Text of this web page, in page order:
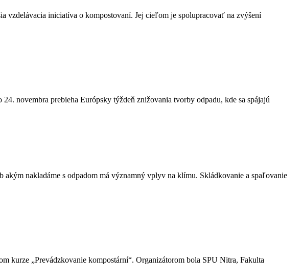
vzdelávacia iniciatíva o kompostovaní. Jej cieľom je spolupracovať na zvýšení
novembra prebieha Európsky týždeň znižovania tvorby odpadu, kde sa spájajú
nakladáme s odpadom má významný vplyv na klímu. Skládkovanie a spaľovanie
kurze „Prevádzkovanie kompostární“. Organizátorom bola SPU Nitra, Fakulta